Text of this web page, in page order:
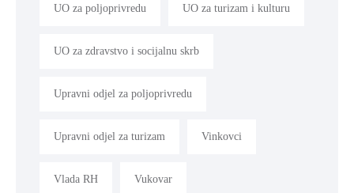
UO za poljoprivredu UO za turizam i kulturu
UO za zdravstvo i socijalnu skrb
Upravni odjel za poljoprivredu
Upravni odjel za turizam Vinkovci
Vlada RH Vukovar